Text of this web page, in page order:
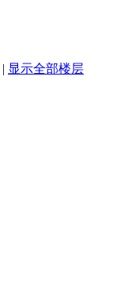
| 显示全部楼层